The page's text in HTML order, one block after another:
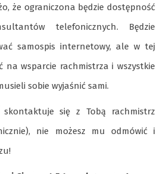
że ograniczona będzie dostępność
telefonicznych. Będzie
samospis internetowy, ale w tej
na wsparcie rachmistrza i wszystkie
sobie wyjaśnić sami.
się z Tobą rachmistrz
nie możesz mu odmówić i